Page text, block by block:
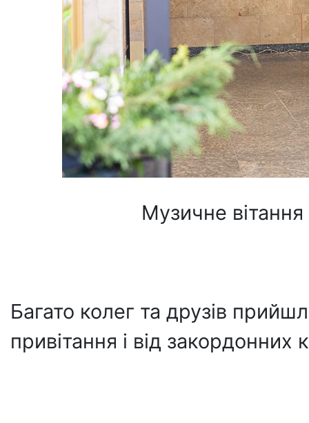
Музичне
Багато колег та друзів
привітання і від закордонних